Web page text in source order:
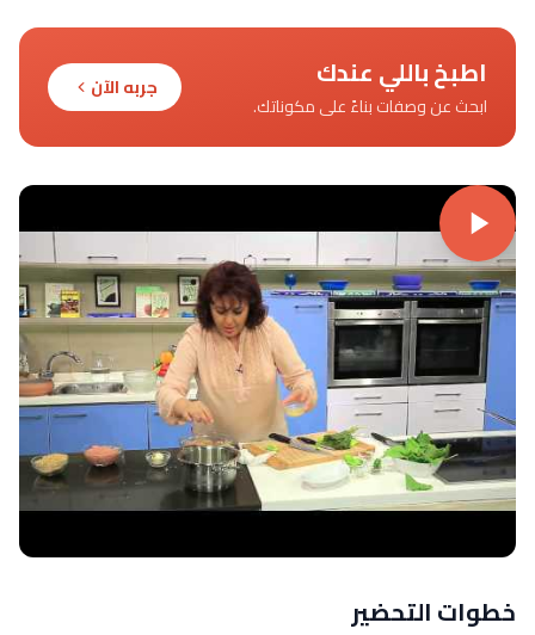
اطبخ باللي عندك
ابحث عن وصفات بناءً على مكوناتك.
جربه الآن
خطوات التحضير